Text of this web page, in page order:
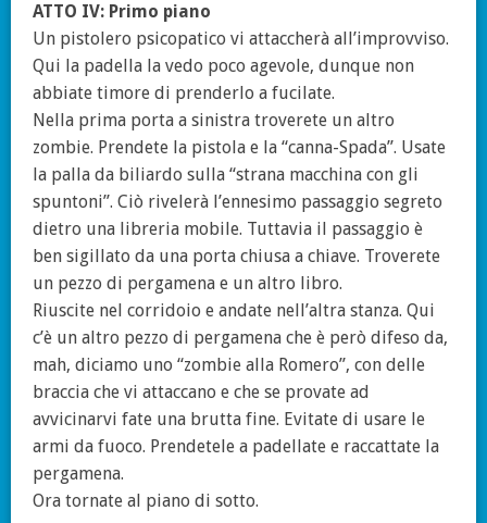
ATTO IV: Primo piano
Un pistolero psicopatico vi attaccherà all’improvviso.
Qui la padella la vedo poco agevole, dunque non
abbiate timore di prenderlo a fucilate.
Nella prima porta a sinistra troverete un altro
zombie. Prendete la pistola e la “canna-Spada”. Usate
la palla da biliardo sulla “strana macchina con gli
spuntoni”. Ciò rivelerà l’ennesimo passaggio segreto
dietro una libreria mobile. Tuttavia il passaggio è
ben sigillato da una porta chiusa a chiave. Troverete
un pezzo di pergamena e un altro libro.
Riuscite nel corridoio e andate nell’altra stanza. Qui
c’è un altro pezzo di pergamena che è però difeso da,
mah, diciamo uno “zombie alla Romero”, con delle
braccia che vi attaccano e che se provate ad
avvicinarvi fate una brutta fine. Evitate di usare le
armi da fuoco. Prendetele a padellate e raccattate la
pergamena.
Ora tornate al piano di sotto.